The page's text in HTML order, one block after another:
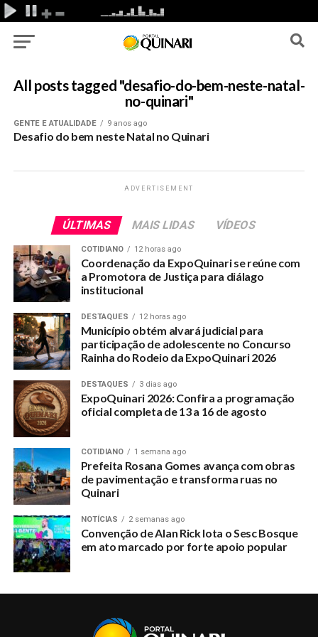
All posts tagged "desafio-do-bem-neste-natal-
no-quinari"
GENTE E ATUALIDADE 9 anos ago
Desafio do bem neste Natal no Quinari
ADVERTISEMENT
ÚLTIMAS MAIS LIDAS VÍDEOS
COTIDIANO 12 horas ago
Coordenação da ExpoQuinari se reúne com
a Promotora de Justiça para diálago
institucional
DESTAQUES 12 horas ago
Município obtém alvará judicial para
participação de adolescente no Concurso
Rainha do Rodeio da ExpoQuinari 2026
DESTAQUES 3 dias ago
ExpoQuinari 2026: Confira a programação
oficial completa de 13 a 16 de agosto
COTIDIANO 1 semana ago
Prefeita Rosana Gomes avança com obras
de pavimentação e transforma ruas no
Quinari
NOTÍCIAS 2 semanas ago
Convenção de Alan Rick lota o Sesc Bosque
em ato marcado por forte apoio popular